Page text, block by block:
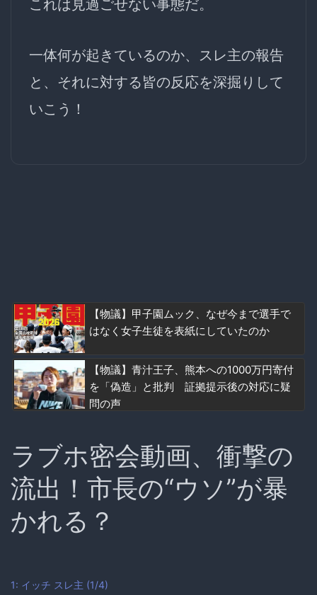
これは見過ごせない事態だ。
一体何が起きているのか、スレ主の報告
と、それに対する皆の反応を深掘りして
いこう！
【物議】甲子園ムック、なぜ今まで選手で
はなく女子生徒を表紙にしていたのか
【物議】青汁王子、熊本への1000万円寄付
を「偽造」と批判 証拠提示後の対応に疑
問の声
ラブホ密会動画、衝撃の
流出！市長の“ウソ”が暴
かれる？
1: イッチ スレ主 (1/4)